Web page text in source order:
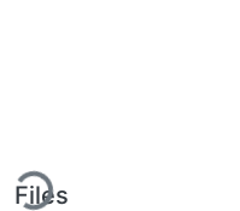
Files